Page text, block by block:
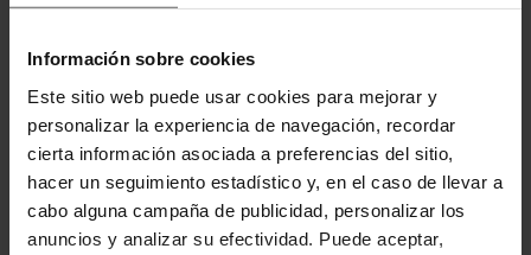
Información sobre cookies
Este sitio web puede usar cookies para mejorar y
personalizar la experiencia de navegación, recordar
cierta información asociada a preferencias del sitio,
hacer un seguimiento estadístico y, en el caso de llevar a
cabo alguna campaña de publicidad, personalizar los
anuncios y analizar su efectividad. Puede aceptar,
Combinan materiales de serraje y textil perforado
Incorporan el característico logotipo en el lateral,
plantilla cómoda y suela de goma con buen
agarre, ofreciendo una zapatilla versátil y ligera
ideal para el día a día.
DETALLES DEL PRODUCTO